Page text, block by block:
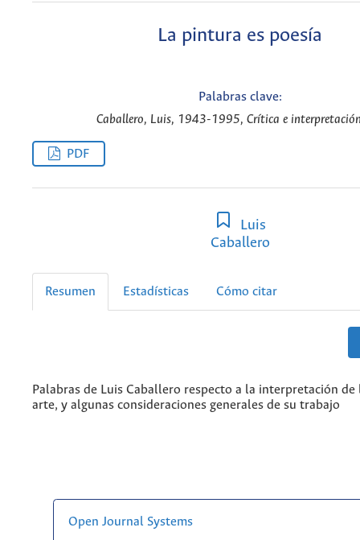
La pintura es poesía
Palabras clave:
Caballero, Luis, 1943-1995, Crítica e
PDF
Luis
Caballero
Resumen Estadísticas Cómo citar
Palabras de Luis Caballero respecto a la interpretación de
arte, y algunas consideraciones generales de su trabajo
Open Journal Systems